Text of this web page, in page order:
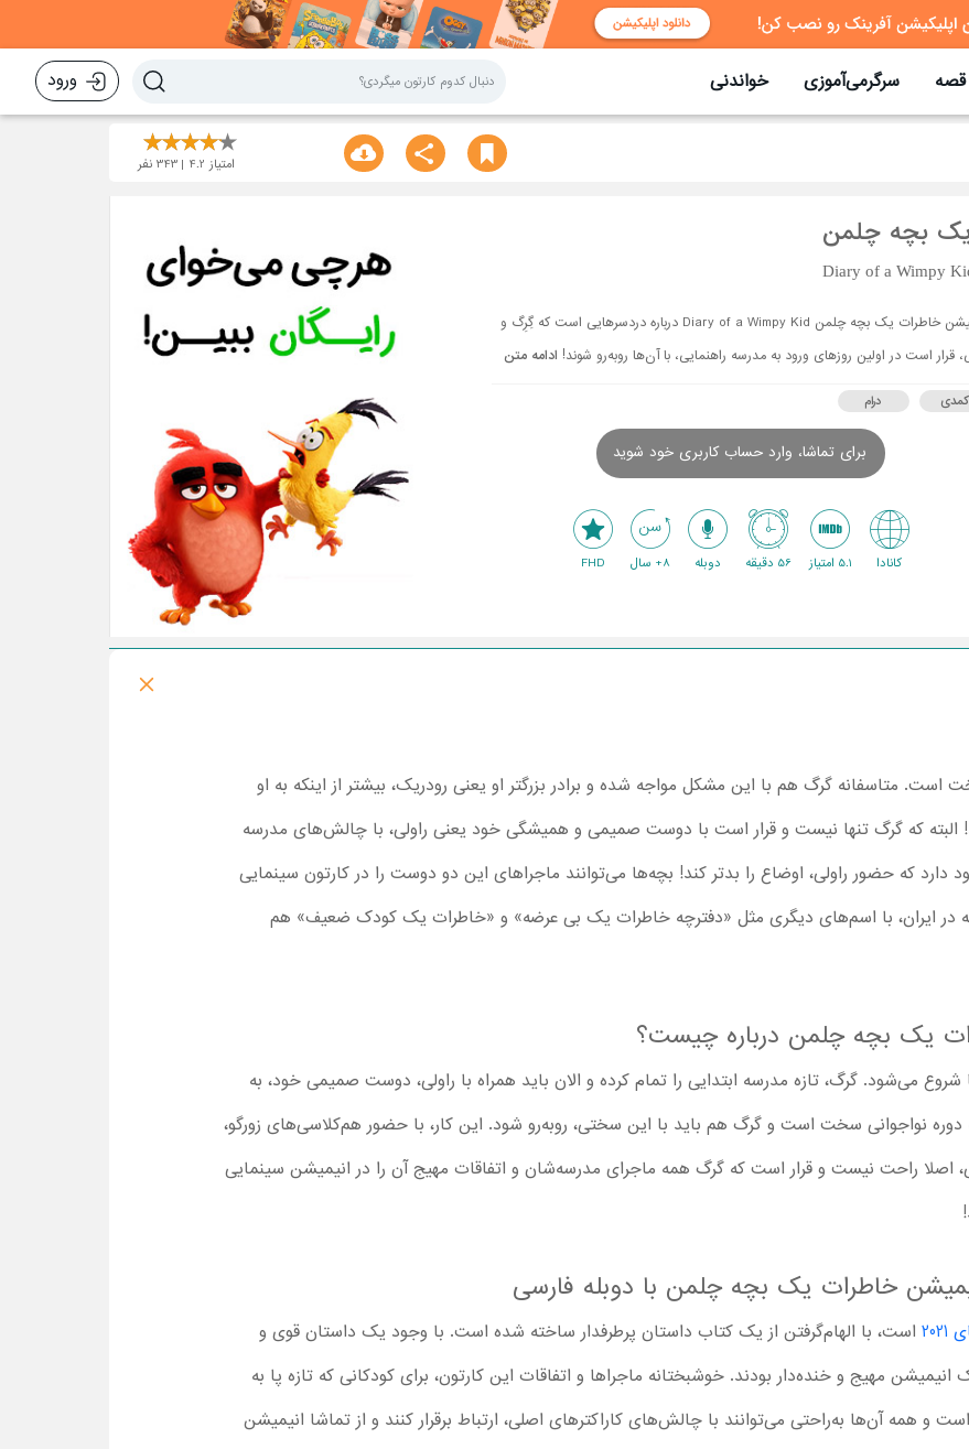
سرگرمی‌آموزی خواندنی ورود
امتیاز 4.2
343نفر
بچه چلمن
Diary of a Wimpy
انیمیشن خاطرات یک بچه چلمن Diary of a Wimpy Kid درباره دردسرهایی است که گِرِگ و
قرار است در اولین روزهای ورود به مدرسه راهنمایی، با آن‌ها روبه‌رو شوند! ادامه متن
کمدی درام
برای تماشا، وارد حساب کاربری خود شوید
کانادا 5.1 امتیاز 56 دقیقه دوبله 8+ سال FHD
است. متاسفانه گرگ هم با این مشکل مواجه شده و برادر بزرگتر او یعنی رودریک، بیشتر از اینکه به او
البته که گرگ تنها نیست و قرار است با دوست صمیمی و همیشگی خود یعنی راولی، با چالش‌های مدرسه
که حضور راولی، اوضاع را بدتر کند! بچه‌ها می‌توانند ماجراهای این دو دوست را در کارتون سینمایی
در ایران، با اسم‌های دیگری مثل «دفترچه خاطرات یک بی عرضه» و «خاطرات یک کودک ضعیف» هم
یک بچه چلمن درباره چیست؟
می‌شود. گرگ، تازه مدرسه ابتدایی را تمام کرده و الان باید همراه با راولی، دوست صمیمی خود، به
دوره نواجوانی سخت است و گرگ هم باید با این سختی، روبه‌رو شود. این کار، با حضور هم‌کلاسی‌های زورگو،
اصلا راحت نیست و قرار است که گرگ همه ماجرای مدرسه‌شان و اتفاقات مهیج آن را در انیمیشن سینمایی
خاطرات یک بچه چلمن با دوبله فارسی
است، با الهام‌گرفتن از یک کتاب داستان پرطرفدار ساخته شده است. با وجود یک داستان قوی و
مهیج و خنده‌دار بودند. خوشبختانه ماجراها و اتفاقات این کارتون، برای کودکانی که تازه پا به
و همه آن‌ها به‌راحتی می‌توانند با چالش‌های کاراکترهای اصلی، ارتباط برقرار کنند و از تماشا انیمیشن